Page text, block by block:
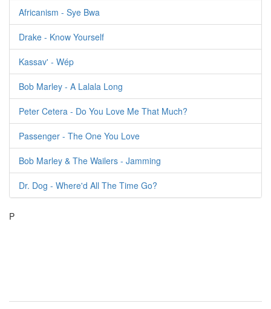
Africanism - Sye Bwa
Drake - Know Yourself
Kassav' - Wép
Bob Marley - A Lalala Long
Peter Cetera - Do You Love Me That Much?
Passenger - The One You Love
Bob Marley & The Wailers - Jamming
Dr. Dog - Where'd All The Time Go?
P